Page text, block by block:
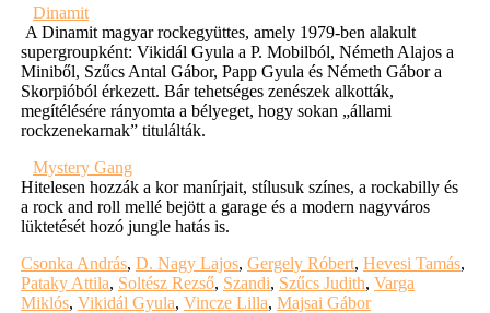
Dinamit
A Dinamit magyar rockegyüttes, amely 1979-ben alakult
supergroupként: Vikidál Gyula a P. Mobilból, Németh Alajos a
Miniből, Szűcs Antal Gábor, Papp Gyula és Németh Gábor a
Skorpióból érkezett. Bár tehetséges zenészek alkották,
megítélésére rányomta a bélyeget, hogy sokan „állami
rockzenekarnak” titulálták.
Mystery Gang
Hitelesen hozzák a kor manírjait, stílusuk színes, a rockabilly és
a rock and roll mellé bejött a garage és a modern nagyváros
lüktetését hozó jungle hatás is.
Csonka András, D. Nagy Lajos, Gergely Róbert, Hevesi Tamás,
Pataky Attila, Soltész Rezső, Szandi, Szűcs Judith, Varga
Miklós, Vikidál Gyula, Vincze Lilla, Majsai Gábor